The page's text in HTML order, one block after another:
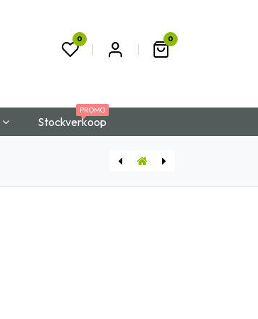
0 0
PROMO
Stockverkoop